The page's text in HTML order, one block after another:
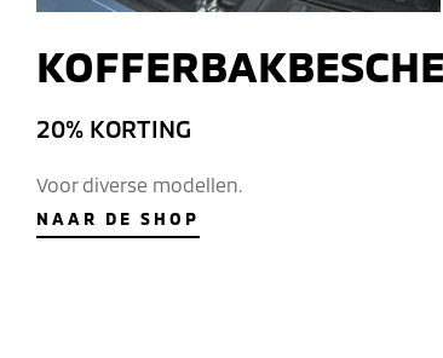
20% KORTING
Voor diverse modellen.
NAAR DE SHOP